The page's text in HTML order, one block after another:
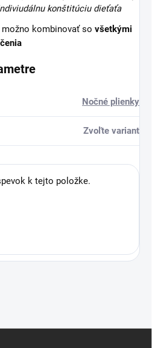
konštitúciu dieťaťa
kombinovať so všetkými
Nočné plienky
Zvoľte variant
k tejto položke.